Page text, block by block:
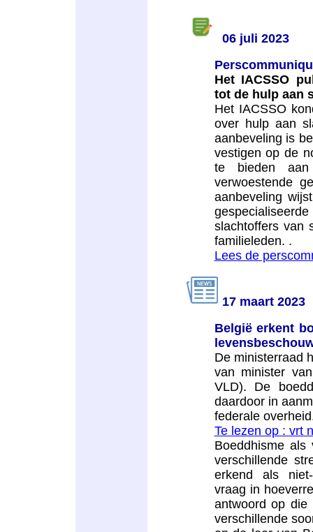
06 juli 2023
Het IACSSO
tot de hulp aan
Het IACSSO
over hulp aan
aanbeveling is
vestigen op de
te bieden
verwoestende
aanbeveling
slachtoffers van
familieleden. .
Lees de
17 maart 2023
België erkent
De ministerraad
van minister
VLD). De
daardoor in
federale
Te lezen op : vrt
Boeddhisme
verschillende
erkend als
vraag in
antwoord op die
verschillende